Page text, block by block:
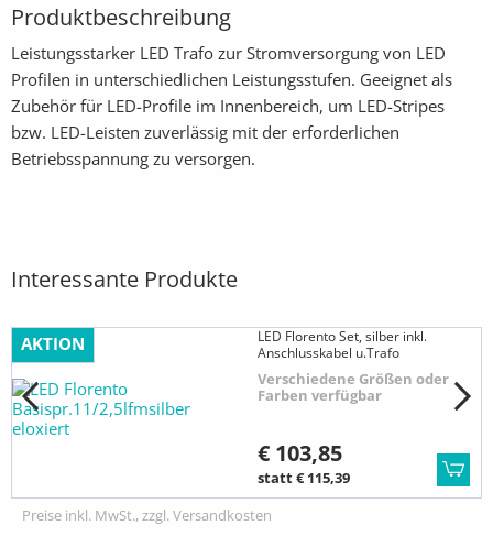
Produktbeschreibung
Leistungsstarker LED Trafo zur Stromversorgung von LED
Profilen in unterschiedlichen Leistungsstufen. Geeignet als
Zubehör für LED-Profile im Innenbereich, um LED-Stripes
bzw. LED-Leisten zuverlässig mit der erforderlichen
Betriebsspannung zu versorgen.
Interessante Produkte
AKTION
LED Florento Set, silber inkl.
Anschlusskabel u.Trafo
Verschiedene Größen oder
Farben verfügbar
€ 103,85
statt € 115,39
Preise inkl. MwSt., zzgl. Versandkosten